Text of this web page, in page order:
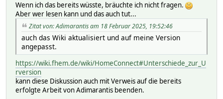
Wenn ich das bereits wüsste, bräuchte ich nicht fragen.
Aber wer lesen kann und das auch tut...
Zitat von: Adimarantis am 18 Februar 2025, 19:52:46
auch das Wiki aktualisiert und auf meine Version
angepasst.
https://wiki.fhem.de/wiki/HomeConnect#Unterschiede_zur_U
rversion
kann diese Diskussion auch mit Verweis auf die bereits
erfolgte Arbeit von Adimarantis beenden.